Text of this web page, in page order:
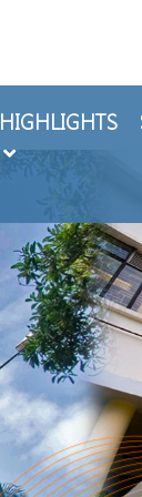
HIGHLIGHTS